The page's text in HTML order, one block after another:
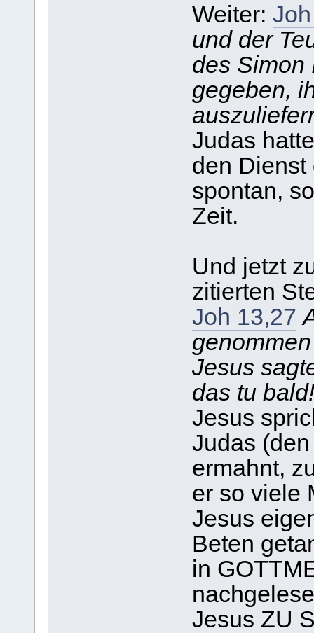
Weiter:
und der
des Simon
gegeben,
Judas
den Dienst
spontan,
Zeit.
Und jetzt
zitierten
Joh 13,27
Jesus
das tu bald!
Jesus
Judas
ermahnt,
er so viele
Jesus
Beten
in
Jesus ZU